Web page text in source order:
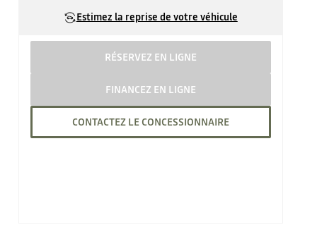
Estimez la reprise de votre véhicule
RÉSERVEZ EN LIGNE
FINANCEZ EN LIGNE
CONTACTEZ LE CONCESSIONNAIRE